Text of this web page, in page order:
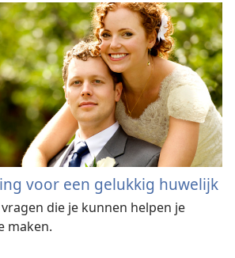
voor een gelukkig huwelijk
die je kunnen helpen je
maken.